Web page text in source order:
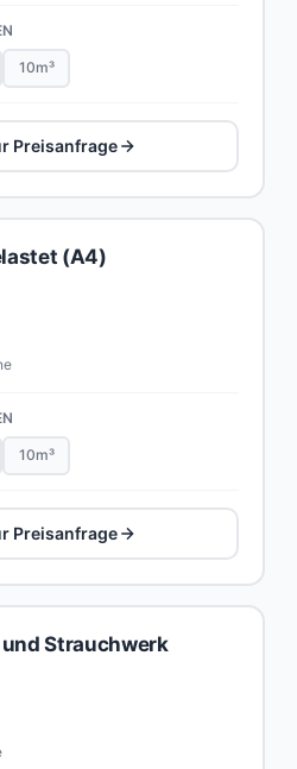
10m³
Preisanfrage
(A4)
10m³
Preisanfrage
Strauchwerk